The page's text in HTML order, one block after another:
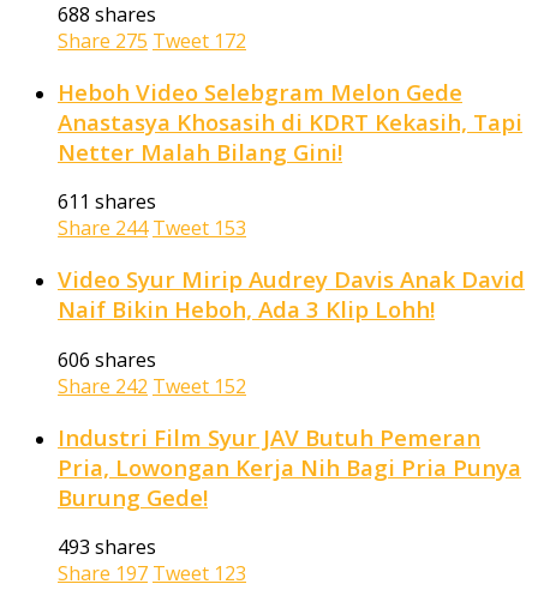
688 shares
Share 275 Tweet 172
Heboh Video Selebgram Melon Gede
Anastasya Khosasih di KDRT Kekasih, Tapi
Netter Malah Bilang Gini!
611 shares
Share 244 Tweet 153
Video Syur Mirip Audrey Davis Anak David
Naif Bikin Heboh, Ada 3 Klip Lohh!
606 shares
Share 242 Tweet 152
Industri Film Syur JAV Butuh Pemeran
Pria, Lowongan Kerja Nih Bagi Pria Punya
Burung Gede!
493 shares
Share 197 Tweet 123